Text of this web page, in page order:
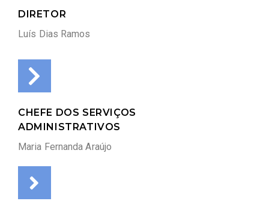
DIRETOR
Luís Dias Ramos
CHEFE DOS SERVIÇOS
ADMINISTRATIVOS
Maria Fernanda Araújo